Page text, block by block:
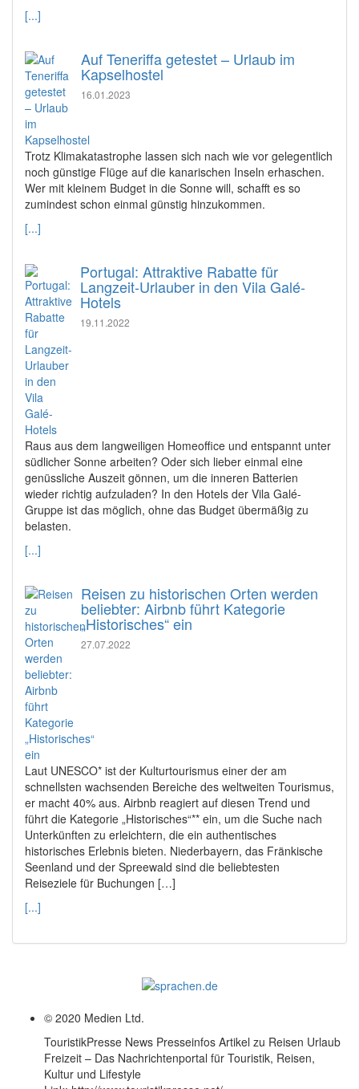
[...]
Auf Teneriffa getestet – Urlaub im
Kapselhostel
16.01.2023
Trotz Klimakatastrophe lassen sich nach wie vor gelegentlich
noch günstige Flüge auf die kanarischen Inseln erhaschen.
Wer mit kleinem Budget in die Sonne will, schafft es so
zumindest schon einmal günstig hinzukommen.
[...]
Portugal: Attraktive Rabatte für
Langzeit-Urlauber in den Vila Galé-
Hotels
19.11.2022
Raus aus dem langweiligen Homeoffice und entspannt unter
südlicher Sonne arbeiten? Oder sich lieber einmal eine
genüssliche Auszeit gönnen, um die inneren Batterien
wieder richtig aufzuladen? In den Hotels der Vila Galé-
Gruppe ist das möglich, ohne das Budget übermäßig zu
belasten.
[...]
Reisen zu historischen Orten werden
beliebter: Airbnb führt Kategorie
„Historisches“ ein
27.07.2022
Laut UNESCO* ist der Kulturtourismus einer der am
schnellsten wachsenden Bereiche des weltweiten Tourismus,
er macht 40% aus. Airbnb reagiert auf diesen Trend und
führt die Kategorie „Historisches“** ein, um die Suche nach
Unterkünften zu erleichtern, die ein authentisches
historisches Erlebnis bieten. Niederbayern, das Fränkische
Seenland und der Spreewald sind die beliebtesten
Reiseziele für Buchungen […]
[...]
© 2020 Medien Ltd.
TouristikPresse News Presseinfos Artikel zu Reisen Urlaub
Freizeit – Das Nachrichtenportal für Touristik, Reisen,
Kultur und Lifestyle